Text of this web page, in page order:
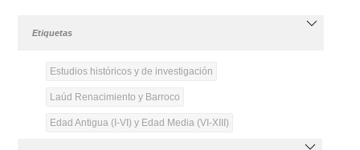
Etiquetas
Estudios históricos y de investigación
Laúd Renacimiento y Barroco
Edad Antigua (I-VI) y Edad Media (VI-XIII)